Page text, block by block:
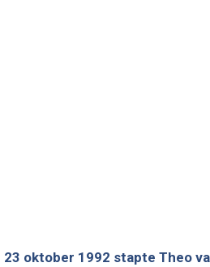
23 oktober 1992 stapte Theo